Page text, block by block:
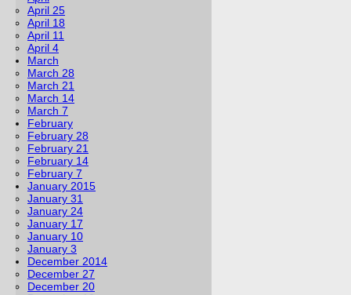
April 25
April 18
April 11
April 4
March
March 28
March 21
March 14
March 7
February
February 28
February 21
February 14
February 7
January 2015
January 31
January 24
January 17
January 10
January 3
December 2014
December 27
December 20